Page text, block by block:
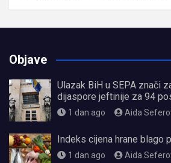
Objave
Ulazak BiH u SEPA znači
dijaspore jeftinije za 94
1 dan ago Aida
Indeks cijena hrane blago
1 dan ago Aida